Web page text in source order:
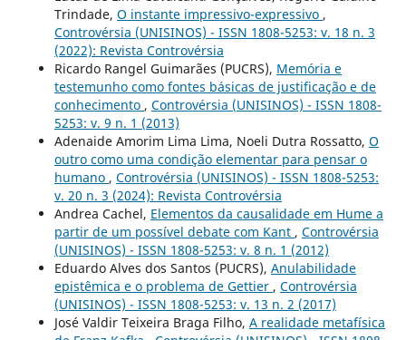
Trindade, O instante impressivo-expressivo ,
Controvérsia (UNISINOS) - ISSN 1808-5253: v. 18 n. 3
(2022): Revista Controvérsia
Ricardo Rangel Guimarães (PUCRS), Memória e
testemunho como fontes básicas de justificação e de
conhecimento , Controvérsia (UNISINOS) - ISSN 1808-
5253: v. 9 n. 1 (2013)
Adenaide Amorim Lima Lima, Noeli Dutra Rossatto, O
outro como uma condição elementar para pensar o
humano , Controvérsia (UNISINOS) - ISSN 1808-5253:
v. 20 n. 3 (2024): Revista Controvérsia
Andrea Cachel, Elementos da causalidade em Hume a
partir de um possível debate com Kant , Controvérsia
(UNISINOS) - ISSN 1808-5253: v. 8 n. 1 (2012)
Eduardo Alves dos Santos (PUCRS), Anulabilidade
epistêmica e o problema de Gettier , Controvérsia
(UNISINOS) - ISSN 1808-5253: v. 13 n. 2 (2017)
José Valdir Teixeira Braga Filho, A realidade metafísica